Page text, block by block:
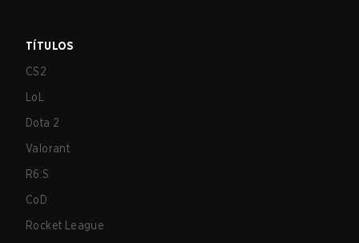
TÍTULOS
CS2
LoL
Dota 2
Valorant
R6:S
CoD
Rocket League